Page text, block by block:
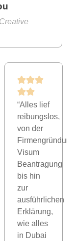
“Alles lief
reibungslos,
von der
Visum
Beantragung
bis hin
zur
ausführlichen
Erklärung,
wie alles
in Dubai